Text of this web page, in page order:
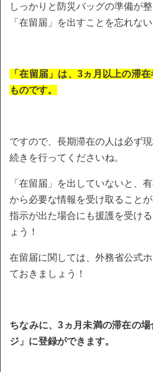
しっかりと防災バッグの準備が
「在留届」を出すことを忘れな
「在留届」は、3ヵ月以上の滞
ものです。
ですので、長期滞在の人は必ず
続きを行ってくださいね。
「在留届」を出していないと、
から必要な情報を受け取ること
指示が出た場合にも援護を受け
ょう！
在留届に関しては、外務省公式
ておきましょう！
ちなみに、3ヵ月未満の滞在の
ジ」に登録ができます。